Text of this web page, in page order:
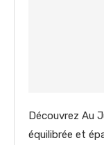
Découvrez Au
équilibrée et